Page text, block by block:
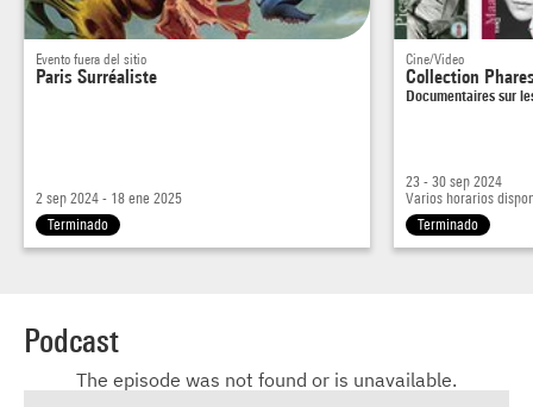
Evento fuera del sitio
Paris Surréaliste
2 sep 2024 - 18 ene 2025
Terminado
Cine/Video
Collection
Documentaires sur
23 - 30 sep 2024
Varios horarios
Terminado
Podcast